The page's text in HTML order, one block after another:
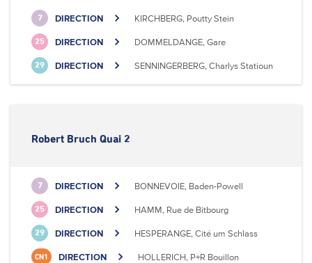
7 DIRECTION KIRCHBERG, Poutty Stein
25 DIRECTION DOMMELDANGE, Gare
29 DIRECTION SENNINGERBERG, Charlys Statioun
Robert Bruch Quai 2
7 DIRECTION BONNEVOIE, Baden-Powell
25 DIRECTION HAMM, Rue de Bitbourg
29 DIRECTION HESPERANGE, Cité um Schlass
CN1 DIRECTION HOLLERICH, P+R Bouillon